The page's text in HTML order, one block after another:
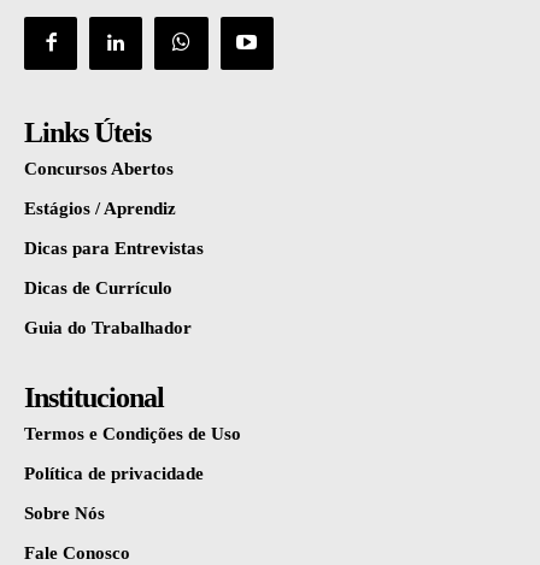
Links Úteis
Concursos Abertos
Estágios / Aprendiz
Dicas para Entrevistas
Dicas de Currículo
Guia do Trabalhador
Institucional
Termos e Condições de Uso
Política de privacidade
Sobre Nós
Fale Conosco